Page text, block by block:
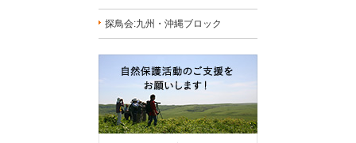
探鳥会:九州・沖縄ブロック